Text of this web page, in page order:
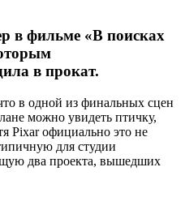
в фильме «В поисках
в прокат.
в одной из финальных сцен
можно увидеть птичку,
Pixar официально это не
для студии
два проекта, вышедших